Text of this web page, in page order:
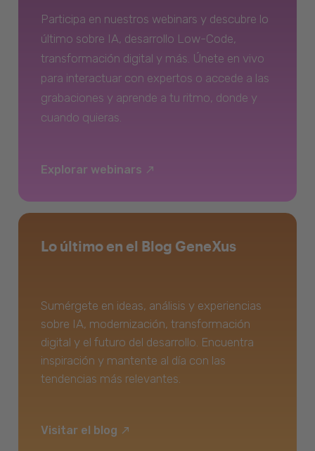
Participa en nuestros webinars y descubre lo
último sobre IA, desarrollo Low-Code,
transformación digital y más. Únete en vivo
para interactuar con expertos o accede a las
grabaciones y aprende a tu ritmo, donde y
cuando quieras.
Explorar webinars
Lo último en el Blog GeneXus
Sumérgete en ideas, análisis y experiencias
sobre IA, modernización, transformación
digital y el futuro del desarrollo. Encuentra
inspiración y mantente al día con las
tendencias más relevantes.
Visitar el blog